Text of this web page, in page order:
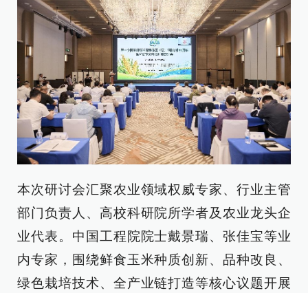
本次研讨会汇聚农业领域权威专家、行业主管
部门负责人、高校科研院所学者及农业龙头企
业代表。中国工程院院士戴景瑞、张佳宝等业
内专家，围绕鲜食玉米种质创新、品种改良、
绿色栽培技术、全产业链打造等核心议题开展